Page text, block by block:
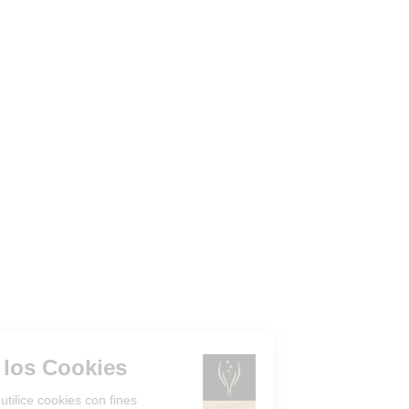
Gestión de los Cookies
¿Acepta que el sitio utilice cookies con fines